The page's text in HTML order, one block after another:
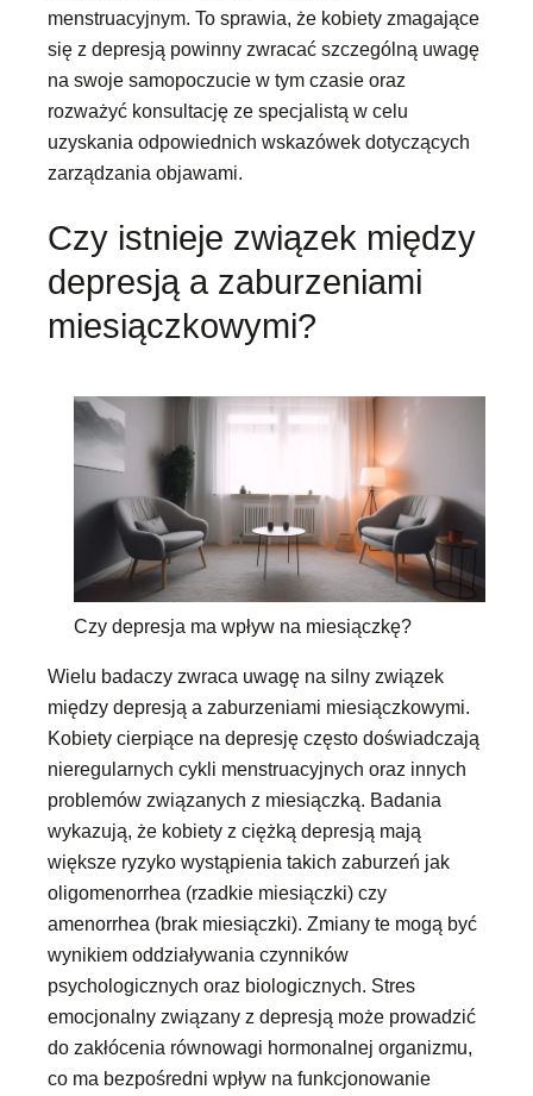
menstruacyjnym. To sprawia, że kobiety zmagające
się z depresją powinny zwracać szczególną uwagę
na swoje samopoczucie w tym czasie oraz
rozważyć konsultację ze specjalistą w celu
uzyskania odpowiednich wskazówek dotyczących
zarządzania objawami.
Czy istnieje związek między
depresją a zaburzeniami
miesiączkowymi?
Czy depresja ma wpływ na miesiączkę?
Wielu badaczy zwraca uwagę na silny związek
między depresją a zaburzeniami miesiączkowymi.
Kobiety cierpiące na depresję często doświadczają
nieregularnych cykli menstruacyjnych oraz innych
problemów związanych z miesiączką. Badania
wykazują, że kobiety z ciężką depresją mają
większe ryzyko wystąpienia takich zaburzeń jak
oligomenorrhea (rzadkie miesiączki) czy
amenorrhea (brak miesiączki). Zmiany te mogą być
wynikiem oddziaływania czynników
psychologicznych oraz biologicznych. Stres
emocjonalny związany z depresją może prowadzić
do zakłócenia równowagi hormonalnej organizmu,
co ma bezpośredni wpływ na funkcjonowanie